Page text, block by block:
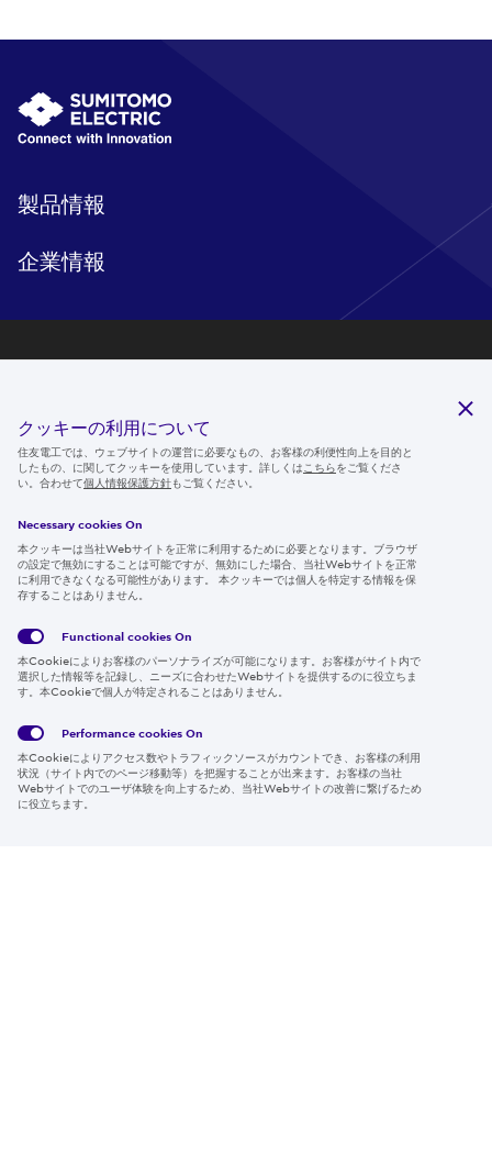
製品情報
企業情報
ニュースルーム
IR情報
採用情報
Global
Policy
サイト
約
Region & Language:
Japan | JP
クッキーの利用について
住友電工では、ウェブサイトの運営に必要なもの、お客様の利便性向上を目的と
したもの、に関してクッキーを使用しています。詳しくは こちらをご覧くださ
い。合わせて個人情報保護方針もご覧ください。
Necessary cookies On
本クッキーは当社Webサイトを正常に利用するために必要となります。ブラウザ
の設定で無効にすることは可能ですが、無効にした場合、当社Webサイトを正常
に利用できなくなる可能性があります。 本クッキーでは個人を特定する情報を保
存することはありません。
Functional cookies On
本Cookieによりお客様のパーソナライズが可能になります。お客様がサイト内で
選択した情報等を記録し、ニーズに合わせたWebサイトを提供するのに役立ちま
す。本Cookieで個人が特定されることはありません。
Performance cookies On
本Cookieによりアクセス数やトラフィックソースがカウントでき、お客様の利用
状況（サイト内でのページ移動等）を把握することが出来ます。お客様の当社
Webサイトでのユーザ体験を向上するため、当社Webサイトの改善に繋げるため
に役立ちます。